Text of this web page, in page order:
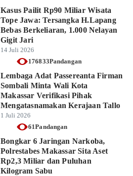
Kasus Pailit Rp90 Miliar Wisata
Tope Jawa: Tersangka H.Lapang
Bebas Berkeliaran, 1.000 Nelayan
Gigit Jari
14 Juli 2026
176833Pandangan
Lembaga Adat Passereanta Firman
Sombali Minta Wali Kota
Makassar Verifikasi Pihak
Mengatasnamakan Kerajaan Tallo
1 Juli 2026
61Pandangan
Bongkar 6 Jaringan Narkoba,
Polrestabes Makassar Sita Aset
Rp2,3 Miliar dan Puluhan
Kilogram Sabu